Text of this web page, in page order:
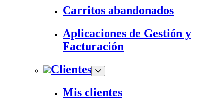
Carritos abandonados
Aplicaciones de Gestión y
Facturación
Clientes
Mis clientes